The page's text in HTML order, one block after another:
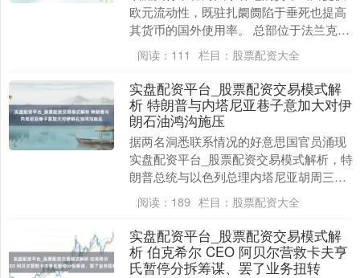
欧元流动性，既驻扎阛阓陷于垂死也提高
其货币的国外使用率。 总部位于法兰克福
的欧洲央行周六在发表声明说，回购便利
将扩大到“悉数....
阅读： 111 栏目： 股票配资大全
实盘配资平台_股票配资交易模式解
析 特朗普与内塔尼亚巷子意加大对伊
朗石油鸿沟施压
据两名洞悉联系情况的好意思国官员涌现
实盘配资平台_股票配资交易模式解析，特
朗普总统与以色列总理内塔尼亚胡周三在
白宫会晤时达成一致，好意思国将加大对
伊朗的经济施压....
阅读： 189 栏目： 股票配资大全
实盘配资平台_股票配资交易模式解
析 伯克希尔 CEO 阿贝尔营救卡夫亨
氏暂停分拆筹谋、罢了业务扭转